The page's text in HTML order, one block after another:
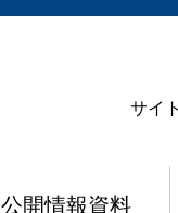
サイ
公開情報資料